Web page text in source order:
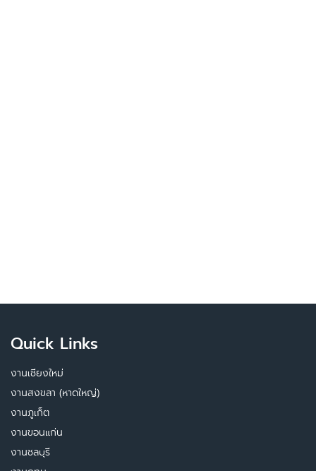
Quick Links
งานเชียงใหม่
งานสงขลา (หาดใหญ่)
งานภูเก็ต
งานขอนแก่น
งานชลบุรี